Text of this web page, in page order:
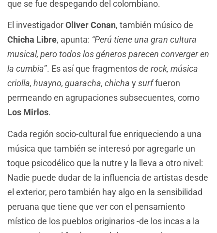
que se fue despegando del colombiano.
El investigadorOliver Conan, también músico de
Chicha Libre, apunta: “Perú tiene una gran cultura
musical, pero todos los géneros parecen converger en
la cumbia”. Es así que fragmentos de rock, música
criolla, huayno, guaracha, chicha ysurffueron
permeando en agrupaciones subsecuentes, como
Los Mirlos.
Cada región socio-cultural fue enriqueciendo a una
música que también se interesó por agregarle un
toque psicodélico que la nutre y la lleva a otro nivel:
Nadie puede dudar de la influencia de artistas desde
el exterior, pero también hay algo en la sensibilidad
peruana que tiene que ver con el pensamiento
místico de los pueblos originarios -de los incas a la